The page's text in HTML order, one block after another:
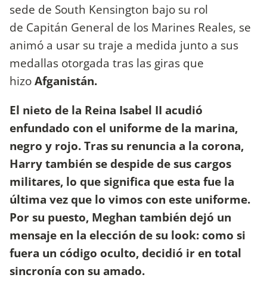
sede de South Kensington bajo su rol
de Capitán General de los Marines Reales, se
animó a usar su traje a medida junto a sus
medallas otorgada tras las giras que
hizoAfganistán.
El nieto de la Reina Isabel II acudió
enfundado con el uniforme de la marina,
negro y rojo. Tras su renuncia a la corona,
Harry también se despide de sus cargos
militares, lo que significa que esta fue la
última vez que lo vimos con este uniforme.
Por su puesto, Meghan también dejó un
mensaje en la elección de su look: como si
fuera un código oculto, decidió ir en total
sincronía con su amado.